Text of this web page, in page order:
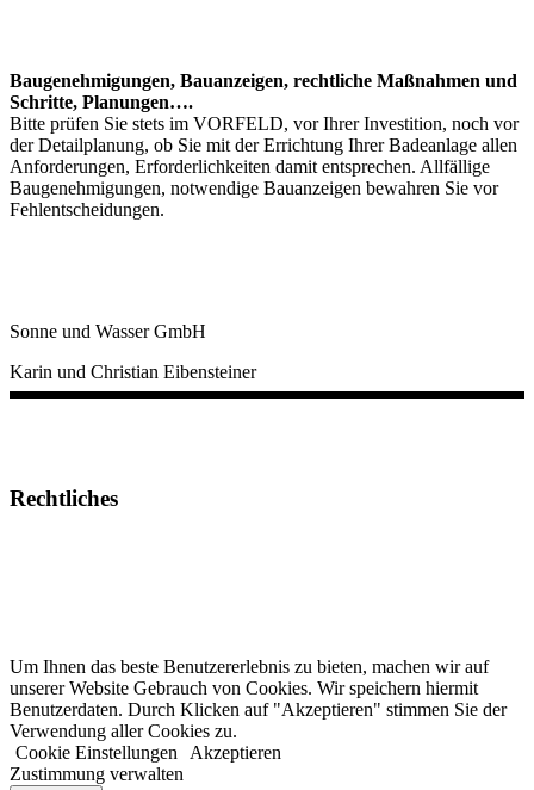
Baugenehmigungen, Bauanzeigen, rechtliche Maßnahmen und
Schritte, Planungen….
Bitte prüfen Sie stets im VORFELD, vor Ihrer Investition, noch vor
der Detailplanung, ob Sie mit der Errichtung Ihrer Badeanlage allen
Anforderungen, Erforderlichkeiten damit entsprechen. Allfällige
Baugenehmigungen, notwendige Bauanzeigen bewahren Sie vor
Fehlentscheidungen.
Sonne und Wasser GmbH
Karin und Christian Eibensteiner
Rechtliches
Um Ihnen das beste Benutzererlebnis zu bieten, machen wir auf
unserer Website Gebrauch von Cookies. Wir speichern hiermit
Benutzerdaten. Durch Klicken auf "Akzeptieren" stimmen Sie der
Verwendung aller Cookies zu.
Cookie Einstellungen
Akzeptieren
Zustimmung verwalten